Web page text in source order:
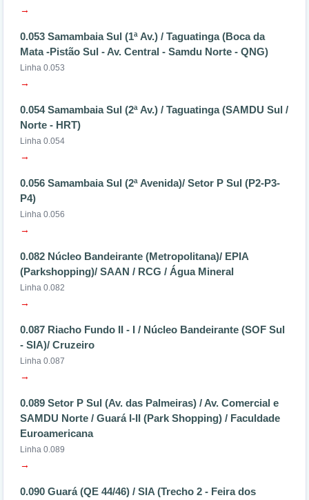
→
0.053 Samambaia Sul (1ª Av.) / Taguatinga (Boca da
Mata -Pistão Sul - Av. Central - Samdu Norte - QNG)
Linha 0.053
→
0.054 Samambaia Sul (2ª Av.) / Taguatinga (SAMDU Sul /
Norte - HRT)
Linha 0.054
→
0.056 Samambaia Sul (2ª Avenida)/ Setor P Sul (P2-P3-
P4)
Linha 0.056
→
0.082 Núcleo Bandeirante (Metropolitana)/ EPIA
(Parkshopping)/ SAAN / RCG / Água Mineral
Linha 0.082
→
0.087 Riacho Fundo II - I / Núcleo Bandeirante (SOF Sul
- SIA)/ Cruzeiro
Linha 0.087
→
0.089 Setor P Sul (Av. das Palmeiras) / Av. Comercial e
SAMDU Norte / Guará I-II (Park Shopping) / Faculdade
Euroamericana
Linha 0.089
→
0.090 Guará (QE 44/46) / SIA (Trecho 2 - Feira dos